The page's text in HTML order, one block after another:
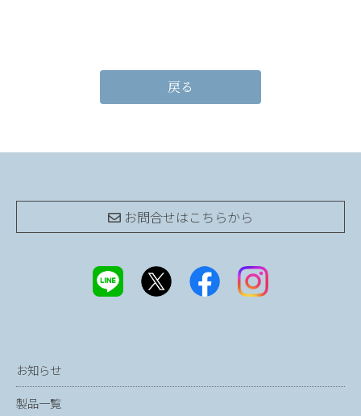
戻る
お問合せはこちらから
お知らせ
製品一覧